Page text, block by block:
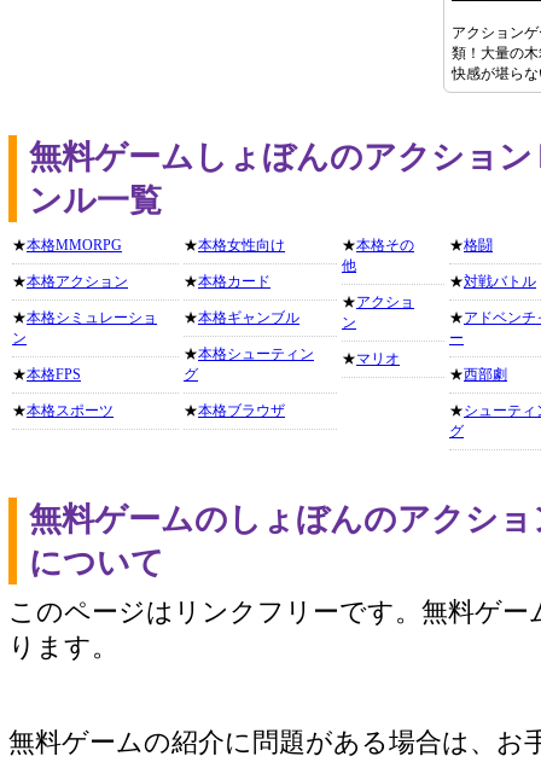
アクション
類！大量の
快感が堪ら
無料ゲームしょぼんのアクショ
ンル一覧
★本格MMORPG
★本格アクション
★本格シミュレーショ
ン
★本格FPS
★本格スポーツ
★本格女性向け
★本格カード
★本格ギャンブル
★本格シューティン
グ
★本格ブラウザ
★本格その
他
★アクショ
ン
★マリオ
★格闘
★対戦バトル
★アドベンチ
ー
★西部劇
★シューティ
グ
無料ゲームのしょぼんのアクシ
について
このページはリンクフリーです。無料ゲー
ります。
無料ゲームの紹介に問題がある場合は、お